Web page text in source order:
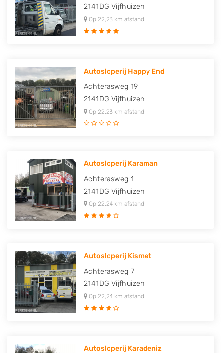
2141DG Vijfhuizen
Op 22,23 km afstand
Autosloperij Happy End
Achterasweg 19
2141DG Vijfhuizen
Op 22,23 km afstand
Autosloperij Karaman
Achterasweg 1
2141DG Vijfhuizen
Op 22,24 km afstand
Autosloperij Kismet
Achterasweg 7
2141DG Vijfhuizen
Op 22,24 km afstand
Autosloperij Karadeniz